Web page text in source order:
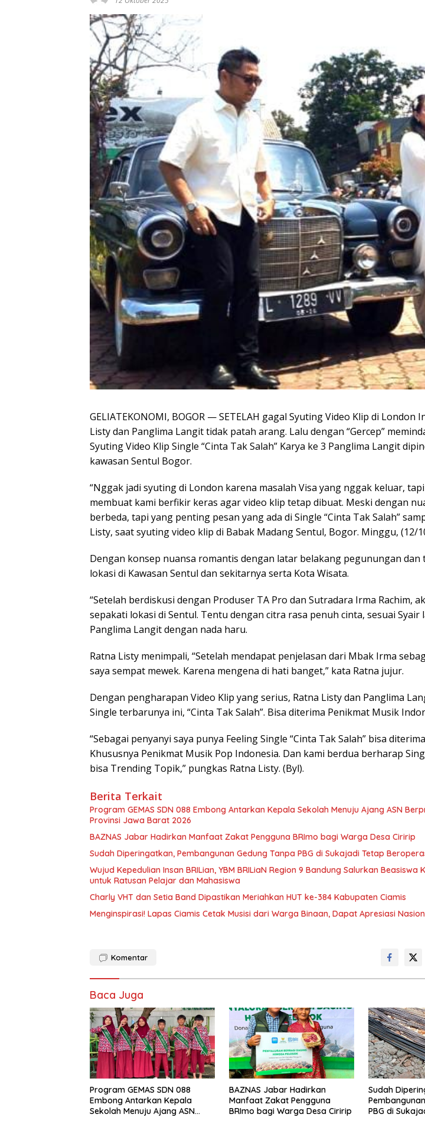
GELIATEKONOMI, BOGOR — SETELAH gagal Syuting Video Klip di London
Listy dan Panglima Langit tidak patah arang. Lalu dengan “Gercep”
Syuting Video Klip Single “Cinta Tak Salah” Karya ke 3 Panglima Langit
kawasan Sentul Bogor.
“Nggak jadi syuting di London karena masalah Visa yang nggak keluar,
membuat kami berfikir keras agar video klip tetap dibuat. Meski dengan
berbeda, tapi yang penting pesan yang ada di Single “Cinta Tak Salah”
Listy, saat syuting video klip di Babak Madang Sentul, Bogor. Minggu, (12/
Dengan konsep nuansa romantis dengan latar belakang pegunungan dan
lokasi di Kawasan Sentul dan sekitarnya serta Kota Wisata.
“Setelah berdiskusi dengan Produser TA Pro dan Sutradara Irma Rachim,
sepakati lokasi di Sentul. Tentu dengan citra rasa penuh cinta, sesuai Syair
Panglima Langit dengan nada haru.
Ratna Listy menimpali, “Setelah mendapat penjelasan dari Mbak Irma
saya sempat mewek. Karena mengena di hati banget,” kata Ratna jujur.
Dengan pengharapan Video Klip yang serius, Ratna Listy dan Panglima
Single terbarunya ini, “Cinta Tak Salah”. Bisa diterima Penikmat Musik
“Sebagai penyanyi saya punya Feeling Single “Cinta Tak Salah” bisa
Khususnya Penikmat Musik Pop Indonesia. Dan kami berdua berharap
bisa Trending Topik,” pungkas Ratna Listy. (Byl).
Berita Terkait
Program GEMAS SDN 088 Embong Antarkan Kepala Sekolah Menuju Ajang ASN
Provinsi Jawa Barat 2026
BAZNAS Jabar Hadirkan Manfaat Zakat Pengguna BRImo bagi Warga Desa Ciririp
Sudah Diperingatkan, Pembangunan Gedung Tanpa PBG di Sukajadi Tetap
Wujud Kepedulian Insan BRILian, YBM BRILiaN Region 9 Bandung Salurkan Beasiswa
untuk Ratusan Pelajar dan Mahasiswa
Charly VHT dan Setia Band Dipastikan Meriahkan HUT ke-384 Kabupaten Ciamis
Menginspirasi! Lapas Ciamis Cetak Musisi dari Warga Binaan, Dapat Apresiasi
Komentar
Baca Juga
Program GEMAS SDN 088
Embong Antarkan Kepala
Sekolah Menuju Ajang ASN
BAZNAS Jabar Hadirkan
Manfaat Zakat Pengguna
BRImo bagi Warga Desa Ciririp
Sudah
PBG di